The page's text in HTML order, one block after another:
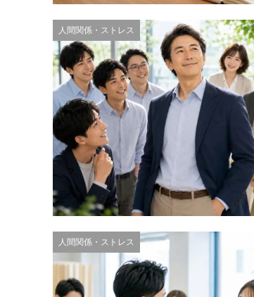
人間関係・ストレス
人間関係・ストレス